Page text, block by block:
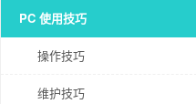
PC 使用技巧
操作技巧
维护技巧